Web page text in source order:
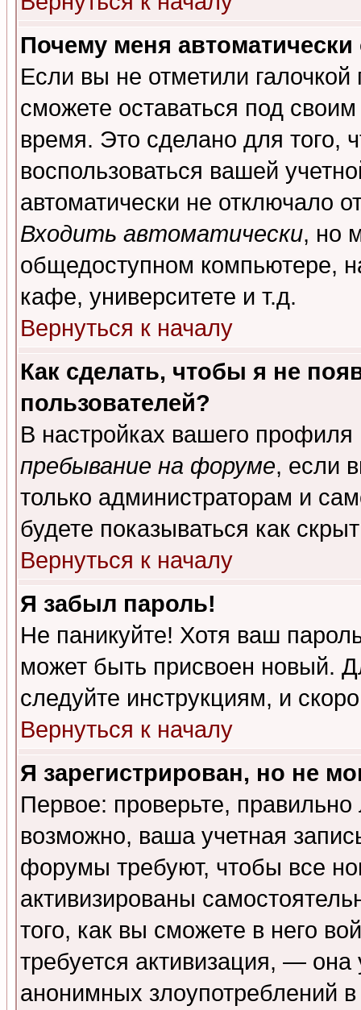
Почему меня автоматически
Если вы не отметили галочкой
сможете оставаться под
время. Это сделано для того,
воспользоваться вашей
автоматически не отключало
Входить автоматически, но
общедоступном компьютере,
кафе, университете и т.д.
Вернуться к началу
Как сделать, чтобы я не
пользователей?
В настройках вашего
пребывание на форуме, если
только администраторам и
будете показываться как
Вернуться к началу
Я забыл пароль!
Не паникуйте! Хотя ваш
может быть присвоен новый.
следуйте инструкциям, и
Вернуться к началу
Я зарегистрирован, но не
Первое: проверьте,
возможно, ваша учетная
форумы требуют, чтобы все
активизированы
того, как вы сможете в него
требуется активизация, —
анонимных злоупотреблений